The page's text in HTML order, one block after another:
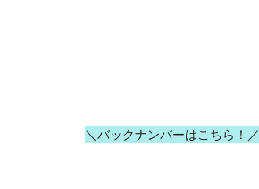
＼バックナンバーはこちら！／